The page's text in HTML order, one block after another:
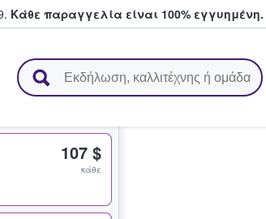
Κάθε παραγγελία είναι 100% εγγυημένη.
εισιτήρια
107 $
κάθε